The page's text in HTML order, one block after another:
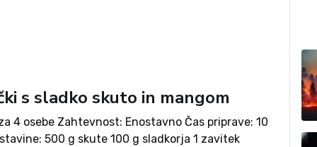
s sladko skuto in mangom
4 osebe Zahtevnost: Enostavno Čas priprave: 10
500 g skute 100 g sladkorja 1 zavitek